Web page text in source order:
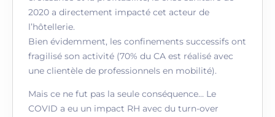
2020 a directement impacté cet acteur de
l’hôtellerie.
Bien évidemment, les confinements successifs ont
fragilisé son activité (70% du CA est réalisé avec
une clientèle de professionnels en mobilité).
Mais ce ne fut pas la seule conséquence… Le
COVID a eu un impact RH avec du turn-over